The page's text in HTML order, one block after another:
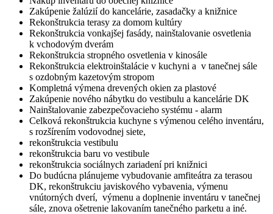
Zakúpenie žalúzií do kancelárie, zasadačky a knižnice
Rekonštrukcia terasy za domom kultúry
Rekonštrukcia vonkajšej fasády, nainštalovanie osvetlenia
k vchodovým dverám
Rekonštrukcia stropného osvetlenia v kinosále
Rekonštrukcia elektroinštalácie v kuchyni a v tanečnej sále
s ozdobným kazetovým stropom
Kompletná výmena drevených okien za plastové
Zakúpenie nového nábytku do vestibulu a kancelárie DK
Nainštalovanie zabezpečovacieho systému - alarm
Celková rekonštrukcia kuchyne s výmenou celého inventáru,
s rozšírením vodovodnej siete,
rekonštrukcia vestibulu
rekonštrukcia baru vo vestibule
rekonštrukcia sociálnych zariadení pri knižnici
Do budúcna plánujeme vybudovanie amfiteátra za terasou
DK, rekonštrukciu javiskového vybavenia, výmenu
vnútorných dverí, výmenu a doplnenie inventáru v tanečnej
sále, znova ošetrenie lakovaním tanečného parketu a iné.